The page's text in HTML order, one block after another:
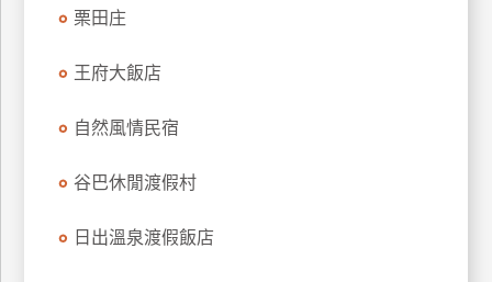
栗田庄
王府大飯店
自然風情民宿
谷巴休閒渡假村
日出溫泉渡假飯店